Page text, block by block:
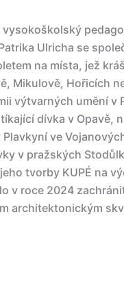
Ulricha se
na místa, jež
Mikulově, Hořicích
výtvarných umění v
dívka v Opavě,
ve
v pražských
tvorby KUPÉ na
v roce 2024
architektonickým